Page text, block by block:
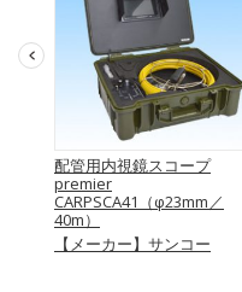
配管用内視鏡スコープ
premier
CARPSCA41（φ23mm／
40m）
【メーカー】サンコー